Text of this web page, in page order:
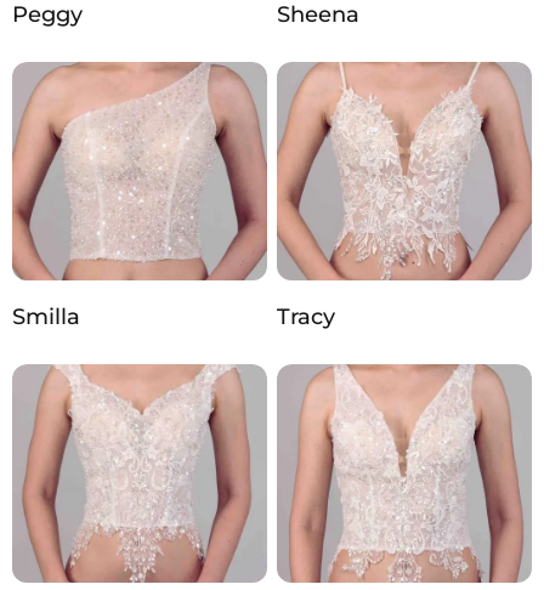
Peggy Sheena
Smilla Tracy